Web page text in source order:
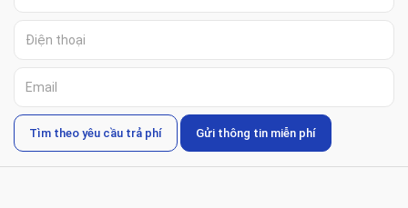
Tìm theo yêu cầu trả phí Gửi thông tin miễn phí